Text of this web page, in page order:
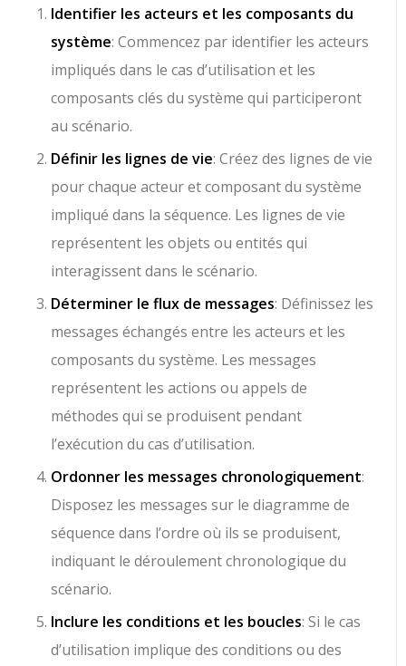
Identifier les acteurs et les composants du
système: Commencez par identifier les acteurs
impliqués dans le cas d’utilisation et les
composants clés du système qui participeront
au scénario.
Définir les lignes de vie: Créez des lignes de vie
pour chaque acteur et composant du système
impliqué dans la séquence. Les lignes de vie
représentent les objets ou entités qui
interagissent dans le scénario.
Déterminer le flux de messages: Définissez les
messages échangés entre les acteurs et les
composants du système. Les messages
représentent les actions ou appels de
méthodes qui se produisent pendant
l’exécution du cas d’utilisation.
Ordonner les messages chronologiquement:
Disposez les messages sur le diagramme de
séquence dans l’ordre où ils se produisent,
indiquant le déroulement chronologique du
scénario.
Inclure les conditions et les boucles: Si le cas
d’utilisation implique des conditions ou des